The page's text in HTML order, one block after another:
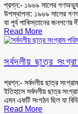
প্রশ্ন:- ১৯৬৯ সালের
উপস্থাপনা: ১৯৬৯ সালের
যা পূর্ব পাকিস্তানের জনগণের
Read More
সর্বদলীয় ছাত্র
প্রশ্ন:- সর্বদলীয় ছাত্র
ইতিহাসে সর্বদলীয় ছাত্র
এমন একটি সংগঠন ছিল যা
Read More